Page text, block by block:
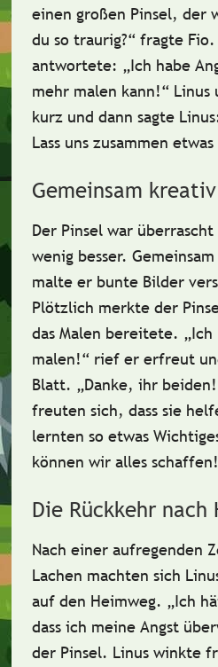
einen großen Pinsel, der
du so traurig?“ fragte
antwortete: „Ich habe
mehr malen kann!“Linus
kurz und dann sagte
Lass uns zusammen
Gemeinsam kreativ
Der Pinsel war
wenig besser.
malte er bunte Bilder
Plötzlich merkte der
das Malen bereitete.
malen!“rief er erfreut
Blatt. „Danke, ihr
freuten sich, dass sie
lernten so etwas
können wir alles
Die Rückkehr nach
Nach einer aufregenden
Lachen machten sich
auf den Heimweg. „Ich
dass ich meine Angst
der Pinsel. Linus winkte